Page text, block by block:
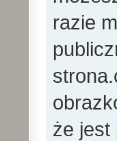
razie
że jest